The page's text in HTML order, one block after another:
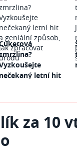
nečekaný letní hit
za 10